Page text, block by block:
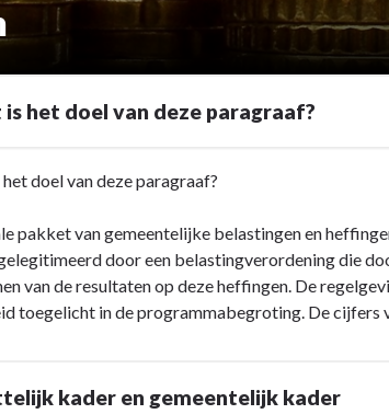
is het doel van deze paragraaf?
het doel van deze paragraaf?
pakket van gemeentelijke belastingen en
door een belastingverordening die
van de resultaten op deze heffingen. De
toegelicht in de programmabegroting. De
kader en gemeentelijk kader